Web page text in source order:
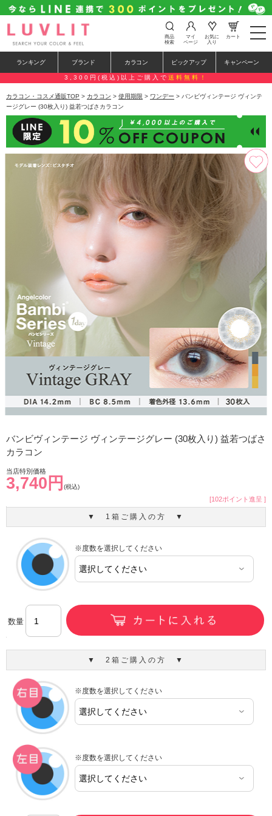
t
o
e
n
a
a
i
o
n
商品
検索
マイ
ページ
お気に
入り
カート
ランキング ブランド カラコン ピックアップ キャンペーン
3,300円(税込)以上ご購入で 送料無料！
カラコン・コスメ通販TOP > カラコン > 使用期限 > ワンデー > バンビヴィンテージ ヴィンテ
ージグレー (30枚入り) 益若つばさカラコン
バンビヴィンテージ ヴィンテージグレー (30枚入り) 益若つばさ
カラコン
当店特別価格
3,740円 (税込)
[102ポイント進呈 ]
▼ 1箱ご購入の方 ▼
※度数を選択してください
数量
▼ 2箱ご購入の方 ▼
※度数を選択してください
※度数を選択してください